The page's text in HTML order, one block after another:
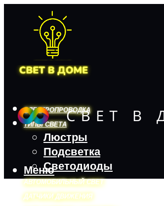
ЭЛЕКТРОПРОВОДКА
ТИПЫ СВЕТА
Люстры
Подсветка
Светодиоды
АВТОМОБИЛЬНЫЙ СВЕТ
ДАТЧИКИ ДВИЖЕНИЯ
Меню